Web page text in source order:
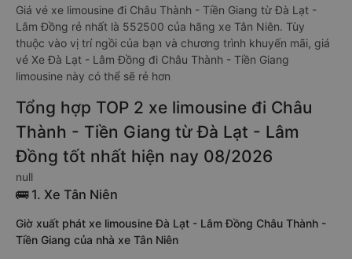
Giá vé xe limousine đi Châu Thành - Tiền Giang từ Đà Lạt -
Lâm Đồng rẻ nhất là 552500 của hãng xe Tân Niên. Tùy
thuộc vào vị trí ngồi của bạn và chương trình khuyến mãi, giá
vé Xe Đà Lạt - Lâm Đồng đi Châu Thành - Tiền Giang
limousine này có thể sẽ rẻ hơn
Tổng hợp TOP 2 xe limousine đi Châu
Thành - Tiền Giang từ Đà Lạt - Lâm
Đồng tốt nhất hiện nay 08/2026
null
🚌 1. Xe Tân Niên
Giờ xuất phát xe limousine Đà Lạt - Lâm Đồng Châu Thành -
Tiền Giang của nhà xe Tân Niên